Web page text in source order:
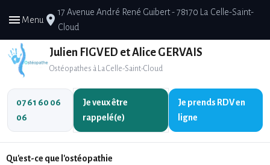
menu Menu place
17 Avenue André René Guibert - 78170 La Celle-Saint-
Cloud
Julien FIGVED et Alice GERVAIS
Ostéopathes à La Celle-Saint-Cloud
07 61 60 06
06
Je veux être
rappelé(e)
Je prends RDV en
ligne
Qu'est-ce que l'ostéopathie